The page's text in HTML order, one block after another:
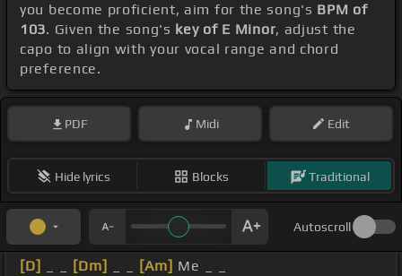
you become proficient, aim for the song's BPM of
103. Given the song's key of E Minor, adjust the
capo to align with your vocal range and chord
preference.
PDF Midi Edit
Hide lyrics Blocks Traditional
Autoscroll
[D] [Dm] [Am] Me _ _